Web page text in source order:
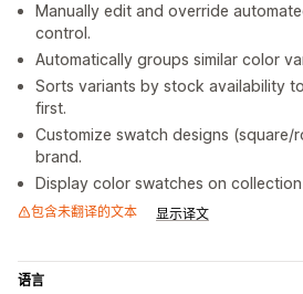
Manually edit and override
control.
Automatically groups similar color
Sorts variants by stock availability
first.
Customize swatch designs
brand.
Display color swatches on
包含未翻译的文本 显示译文
语言